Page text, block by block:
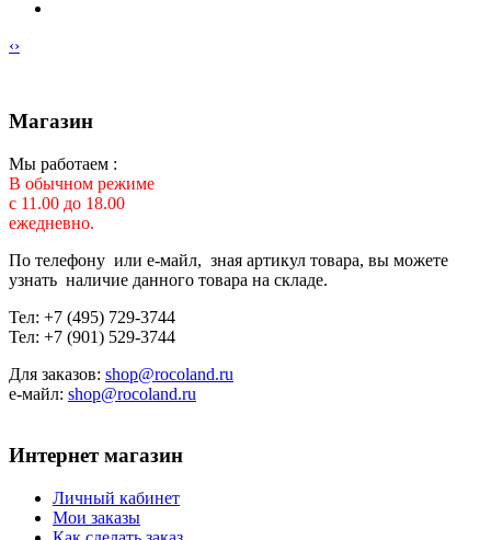
‹›
Магазин
Мы работаем :
В обычном режиме
с 11.00 до 18.00
ежедневно.
По телефону или е-майл, зная артикул товара, вы можете
узнать наличие данного товара на складе.
Тел: +7 (495) 729-3744
Тел: +7 (901) 529-3744
Для заказов: shop@rocoland.ru
е-майл: shop@rocoland.ru
Интернет магазин
Личный кабинет
Мои заказы